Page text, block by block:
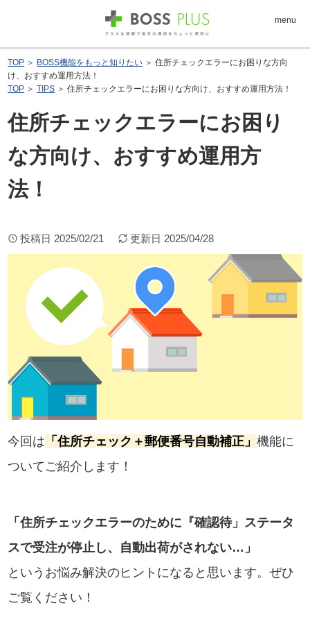
menu
TOP ＞ BOSS機能をもっと知りたい ＞ 住所チェックエラーにお困りな方向
け、おすすめ運用方法！
TOP ＞TIPS ＞ 住所チェックエラーにお困りな方向け、おすすめ運用方法！
住所チェックエラーにお困り
な方向け、おすすめ運用方
法！
投稿日 2025/02/21 更新日 2025/04/28
今回は 「住所チェック＋郵便番号自動補正」機能に
ついてご紹介します！
「住所チェックエラーのために『確認待」ステータ
スで受注が停止し、自動出荷がされない…」
というお悩み解決のヒントになると思います。ぜひ
ご覧ください！